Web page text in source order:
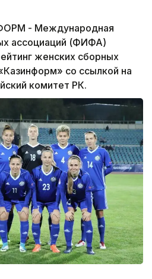
- Международная
ассоциаций (ФИФА)
женских сборных
со ссылкой на
комитет РК.